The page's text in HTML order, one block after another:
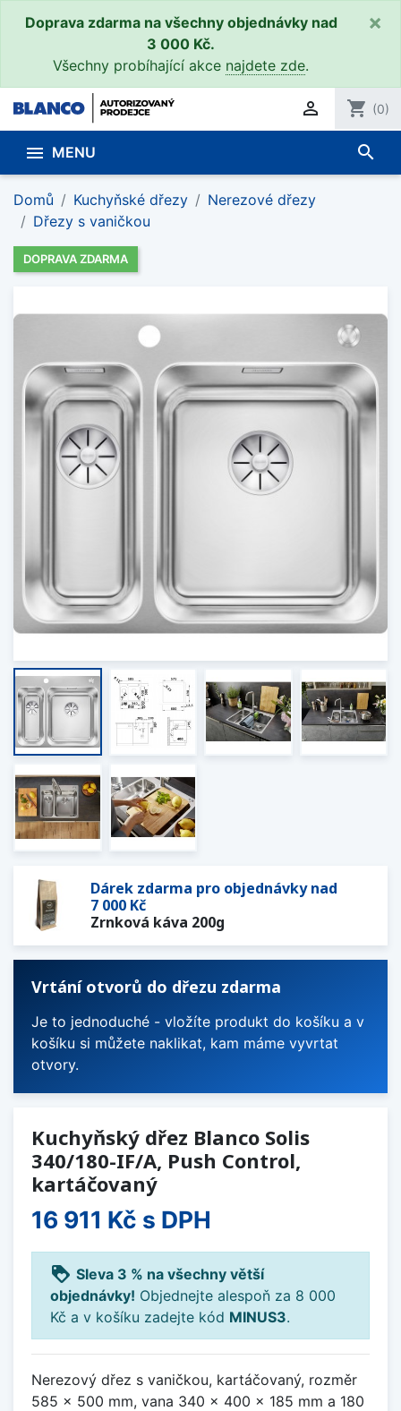
Doprava zdarma na všechny objednávky nad
3 000 Kč.
Všechny probíhající akce najdete zde.
×
 shopping_cart (0)
 MENU search
Domů Kuchyňské dřezy
Nerezové dřezy
Dřezy s vaničkou
DOPRAVA ZDARMA
Dárek zdarma pro objednávky nad
7 000 Kč
Zrnková káva 200g
Vrtání otvorů do dřezu zdarma
Je to jednoduché - vložíte produkt do košíku a v
košíku si můžete naklikat, kam máme vyvrtat
otvory.
Kuchyňský dřez Blanco Solis
340/180-IF/A, Push Control,
kartáčovaný
16 911 Kč s DPH
loyalty Sleva 3 % na všechny větší
objednávky! Objednejte alespoň za 8 000
Kč a v košíku zadejte kód MINUS3.
Nerezový dřez s vaničkou, kartáčovaný, rozměr
585 x 500 mm, vana 340 x 400 x 185 mm a 180